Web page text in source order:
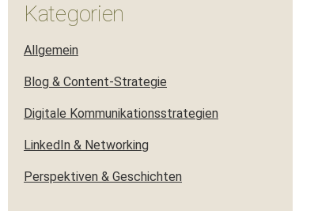
Kategorien
Allgemein
Blog & Content-Strategie
Digitale Kommunikationsstrategien
LinkedIn & Networking
Perspektiven & Geschichten